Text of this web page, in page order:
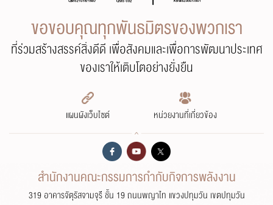
ขอขอบคุณทุกพันธมิตรของพวกเรา
ที่ร่วมสร้างสรรค์สิ่งดีดี เพื่อสังคมและเพื่อการพัฒนาประเทศ
ของเราให้เติบโตอย่างยั่งยืน
แผนผังเว็บไซต์ หน่วยงานที่เกี่ยวข้อง
สำนักงานคณะกรรมการกำกับกิจการพลังงาน
319 อาคารจัตุรัสจามจุรี ชั้น 19 ถนนพญาไท แขวงปทุมวัน เขตปทุมวัน